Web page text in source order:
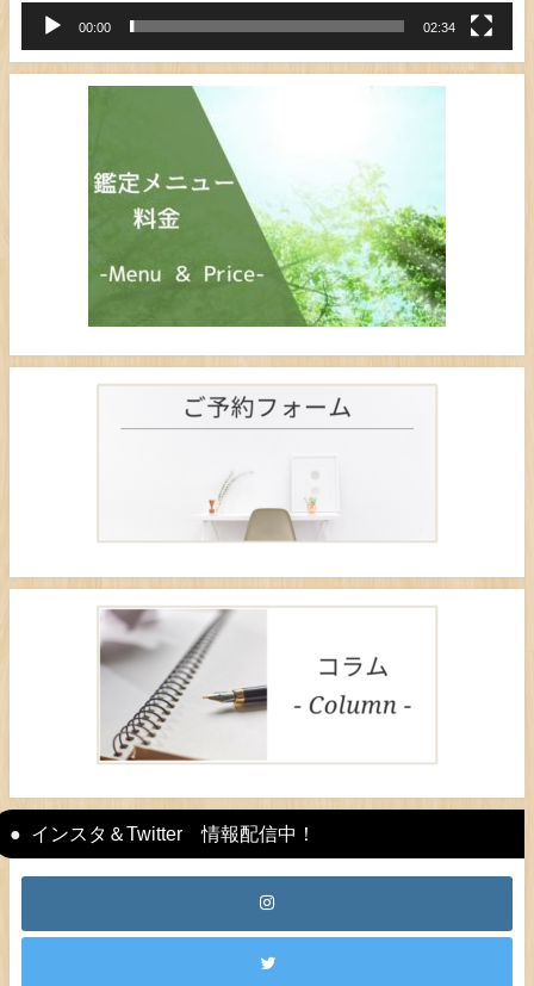
00:00 02:34
インスタ＆Twitter 情報配信中！